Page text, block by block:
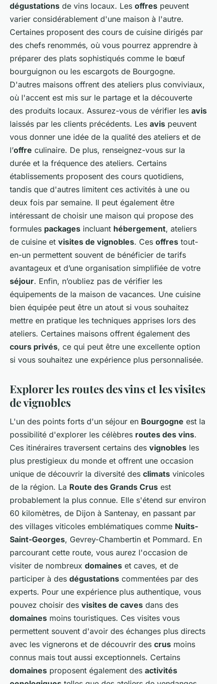
dégustations de vins locaux. Les offres peuvent
varier considérablement d'une maison à l'autre.
Certaines proposent des cours de cuisine dirigés par
des chefs renommés, où vous pourrez apprendre à
préparer des plats sophistiqués comme le bœuf
bourguignon ou les escargots de Bourgogne.
D'autres maisons offrent des ateliers plus conviviaux,
où l'accent est mis sur le partage et la découverte
des produits locaux. Assurez-vous de vérifier les avis
laissés par les clients précédents. Les avis peuvent
vous donner une idée de la qualité des ateliers et de
l’offre culinaire. De plus, renseignez-vous sur la
durée et la fréquence des ateliers. Certains
établissements proposent des cours quotidiens,
tandis que d'autres limitent ces activités à une ou
deux fois par semaine. Il peut également être
intéressant de choisir une maison qui propose des
formules packages incluant hébergement, ateliers
de cuisine et visites de vignobles. Ces offres tout-
en-un permettent souvent de bénéficier de tarifs
avantageux et d’une organisation simplifiée de votre
séjour. Enfin, n’oubliez pas de vérifier les
équipements de la maison de vacances. Une cuisine
bien équipée peut être un atout si vous souhaitez
mettre en pratique les techniques apprises lors des
ateliers. Certaines maisons offrent également des
cours privés, ce qui peut être une excellente option
si vous souhaitez une expérience plus personnalisée.
Explorer les routes des vins et les visites
de vignobles
L'un des points forts d'un séjour en Bourgogne est la
possibilité d'explorer les célèbres routes des vins.
Ces itinéraires traversent certains des vignobles les
plus prestigieux du monde et offrent une occasion
unique de découvrir la diversité des climats vinicoles
de la région. La Route des Grands Crus est
probablement la plus connue. Elle s'étend sur environ
60 kilomètres, de Dijon à Santenay, en passant par
des villages viticoles emblématiques comme Nuits-
Saint-Georges, Gevrey-Chambertin et Pommard. En
parcourant cette route, vous aurez l'occasion de
visiter de nombreux domaines et caves, et de
participer à des dégustations commentées par des
experts. Pour une expérience plus authentique, vous
pouvez choisir des visites de caves dans des
domaines moins touristiques. Ces visites vous
permettent souvent d'avoir des échanges plus directs
avec les vignerons et de découvrir des crus moins
connus mais tout aussi exceptionnels. Certains
domaines proposent également des activités